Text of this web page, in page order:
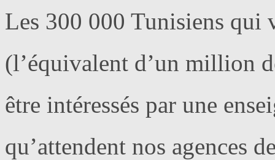
Les 300 000 Tunisiens qui
(l’équivalent d’un million
être intéressés par une
qu’attendent nos agences